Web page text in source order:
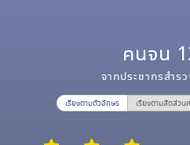
คนจน
จากประชากรสำร
เรียงตามตัวอักษร เรียงตามสัดส่วน